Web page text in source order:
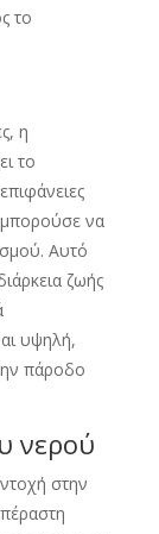
το
η
το
μπορούσε να
Αυτό
ζωής
υψηλή,
πάροδο
νερού
στην